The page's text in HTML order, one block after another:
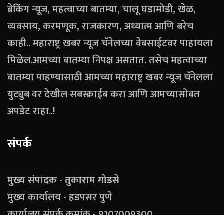
ब्रेकिंग न्यूज, महत्वाच्या बातम्या, चालू घडामोडी, खेळ,
व्यवसाय, करमणूक, राजकारण, अध्यात्म आणि बरेच
काही.. महाराष्ट्र खबर न्यूज चॅनेलच्या वेबसाईटवर पाहायला
मिळेल.आमच्या बातम्या निपक्ष असतात. तसेच महत्वाच्या
बातम्या पाहण्यासाठी आमच्या महाराष्ट्र खबर न्यूज चॅनेलला
युट्युब वर देखील सबस्क्राईब करा आणि आमच्यासोबत
अपडेट राहा..!
संपर्क
मुख्य संपादक - तुकाराम गोडसे
मुख्य कार्यालय - हडपसर पुणे